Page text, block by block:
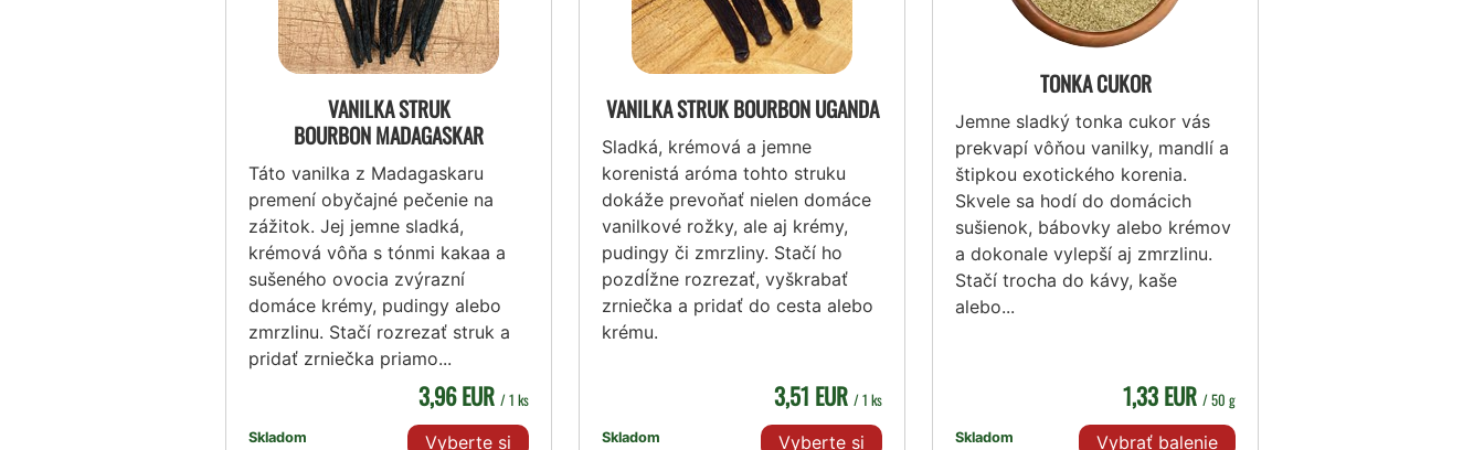
VANILKA STRUK
BOURBON MADAGASKAR
Táto vanilka z Madagaskaru
premení obyčajné pečenie na
zážitok. Jej jemne sladká,
krémová vôňa s tónmi kakaa a
sušeného ovocia zvýrazní
domáce krémy, pudingy alebo
zmrzlinu. Stačí rozrezať struk a
pridať zrniečka priamo...
Skladom
3,96 EUR / 1 ks
Vyberte si
VANILKA STRUK BOURBON UGANDA
Sladká, krémová a jemne
korenistá aróma tohto struku
dokáže prevoňať nielen domáce
vanilkové rožky, ale aj krémy,
pudingy či zmrzliny. Stačí ho
pozdĺžne rozrezať, vyškrabať
zrniečka a pridať do cesta alebo
krému.
Skladom
3,51 EUR / 1 ks
Vyberte si
TONKA CUKOR
Jemne sladký tonka cukor vás
prekvapí vôňou vanilky, mandlí a
štipkou exotického korenia.
Skvele sa hodí do domácich
sušienok, bábovky alebo krémov
a dokonale vylepší aj zmrzlinu.
Stačí trocha do kávy, kaše
alebo...
Skladom
1,33 EUR / 50 g
Vybrať balenie